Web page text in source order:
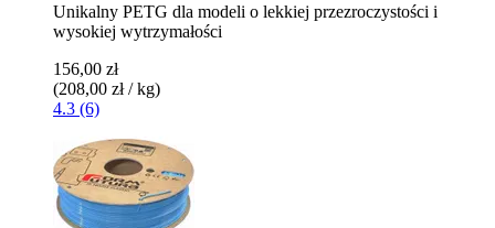
Unikalny PETG dla modeli o lekkiej przezroczystości i
wysokiej wytrzymałości
156,00 zł
(208,00 zł / kg)
4.3 (6)